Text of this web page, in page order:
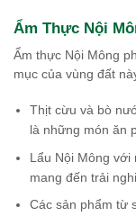
Ẩm Thực Nội
Ẩm thực Nội Mông
mục của vùng đất
Thịt cừu và bò
là những món ăn
Lẩu Nội Mông với
mang đến trải
Các sản phẩm từ